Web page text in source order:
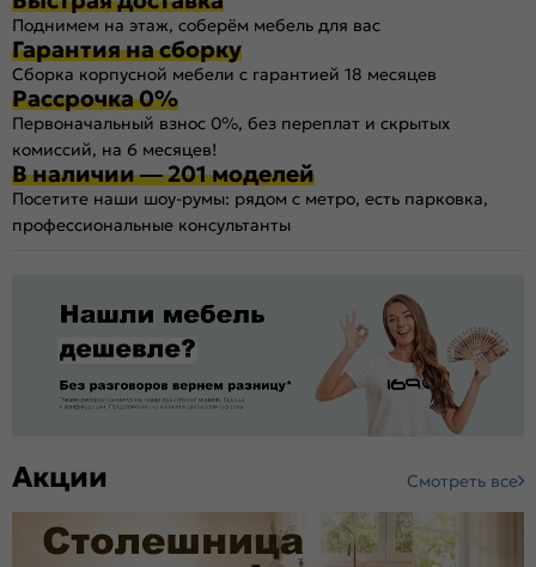
Поднимем на этаж, соберём мебель для вас
Гарантия на сборку
Сборка корпусной мебели с гарантией 18 месяцев
Рассрочка 0%
Первоначальный взнос 0%, без переплат и скрытых
комиссий, на 6 месяцев!
В наличии — 201 моделей
Посетите наши шоу-румы: рядом с метро, есть парковка,
профессиональные консультанты
Акции Смотреть все